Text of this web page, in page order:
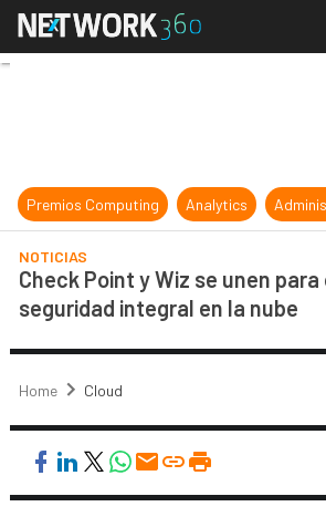
Check Point y
Premios Computing Analytics
NOTICIAS
Check Point y Wiz se unen
seguridad integral en la nube
Home Cloud